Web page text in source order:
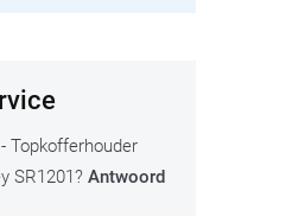
Topkofferhouder
SR1201? Antwoord